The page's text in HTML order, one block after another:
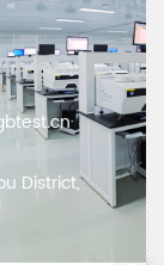
District,